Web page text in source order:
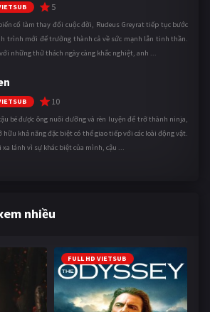
5
cố làm thay đổi cuộc đời, Rudeus Greyrat tiếp tục bước
trình mới để trưởng thành cả về sức mạnh lẫn tinh thần.
những thử thách ngày càng khắc nghiệt, anh ...
10
bé được ông nuôi dưỡng và rèn luyện để trở thành ninja,
khả năng đặc biệt có thể giao tiếp với các loài động vật.
lánh vì sự khác biệt của mình, cậu ...
nhiều
FULL HD VIETSUB